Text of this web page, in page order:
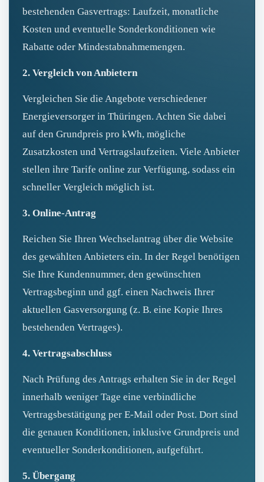
bestehenden Gasvertrags: Laufzeit, monatliche
Kosten und eventuelle Sonderkonditionen wie
Rabatte oder Mindestabnahmemengen.
2. Vergleich von Anbietern
Vergleichen Sie die Angebote verschiedener
Energieversorger in Thüringen. Achten Sie dabei
auf den Grundpreis pro kWh, mögliche
Zusatzkosten und Vertragslaufzeiten. Viele Anbieter
stellen ihre Tarife online zur Verfügung, sodass ein
schneller Vergleich möglich ist.
3. Online-Antrag
Reichen Sie Ihren Wechselantrag über die Website
des gewählten Anbieters ein. In der Regel benötigen
Sie Ihre Kundennummer, den gewünschten
Vertragsbeginn und ggf. einen Nachweis Ihrer
aktuellen Gasversorgung (z. B. eine Kopie Ihres
bestehenden Vertrages).
4. Vertragsabschluss
Nach Prüfung des Antrags erhalten Sie in der Regel
innerhalb weniger Tage eine verbindliche
Vertragsbestätigung per E‑Mail oder Post. Dort sind
die genauen Konditionen, inklusive Grundpreis und
eventueller Sonderkonditionen, aufgeführt.
5. Übergang